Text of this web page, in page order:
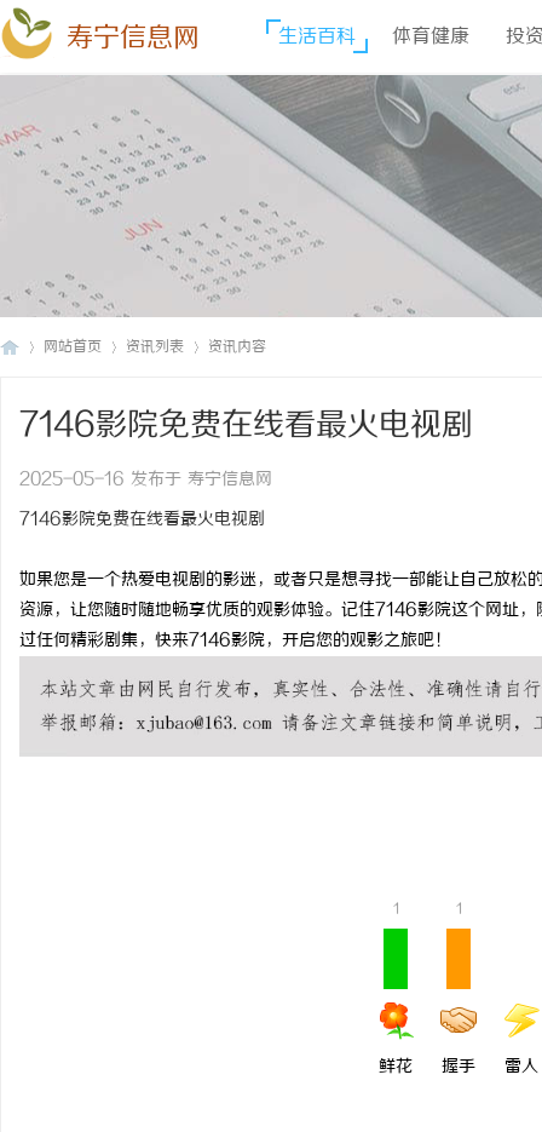
寿宁信息网 生活百科 体育健康 投
网站首页 资讯列表 资讯内容
7146影院免费在线看最火电视剧
2025-05-16 发布于 寿宁信息网
7146影院免费在线看最火电视剧
如果您是一个热爱电视剧的影迷，或者只是想寻找一部能让自己放
资源，让您随时随地畅享优质的观影体验。记住7146影院这个网址
过任何精彩剧集，快来7146影院，开启您的观影之旅吧！
1
鲜花
1
握手 雷人